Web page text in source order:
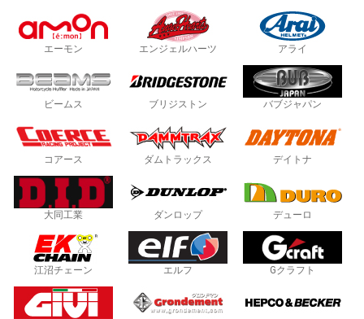
エーモン エンジェルハーツ アライ
ビームス ブリジストン バブジャパン
コアース ダムトラックス デイトナ
大同工業 ダンロップ デューロ
江沼チェーン エルフ Gクラフト